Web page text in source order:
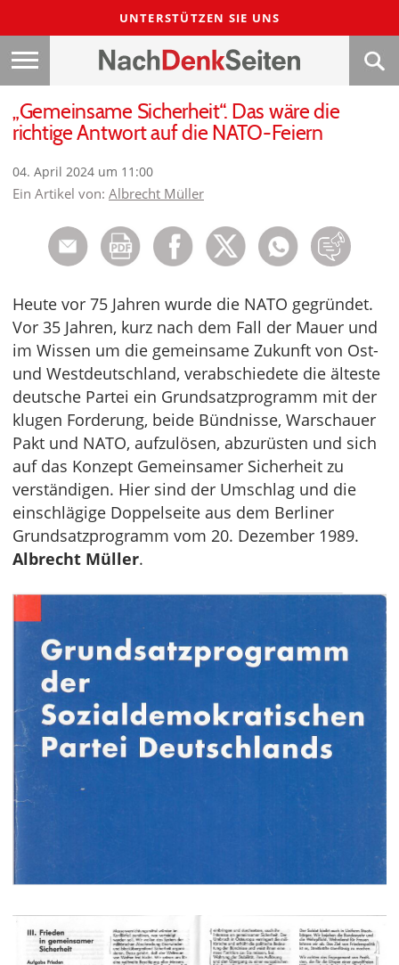
UNTERSTÜTZEN SIE UNS
„Gemeinsame Sicherheit“. Das wäre die
richtige Antwort auf die NATO-Feiern
04. April 2024 um 11:00
Ein Artikel von: Albrecht Müller
Heute vor 75 Jahren wurde die NATO gegründet.
Vor 35 Jahren, kurz nach dem Fall der Mauer und
im Wissen um die gemeinsame Zukunft von Ost-
und Westdeutschland, verabschiedete die älteste
deutsche Partei ein Grundsatzprogramm mit der
klugen Forderung, beide Bündnisse, Warschauer
Pakt und NATO, aufzulösen, abzurüsten und sich
auf das Konzept Gemeinsamer Sicherheit zu
verständigen. Hier sind der Umschlag und die
einschlägige Doppelseite aus dem Berliner
Grundsatzprogramm vom 20. Dezember 1989.
Albrecht Müller.